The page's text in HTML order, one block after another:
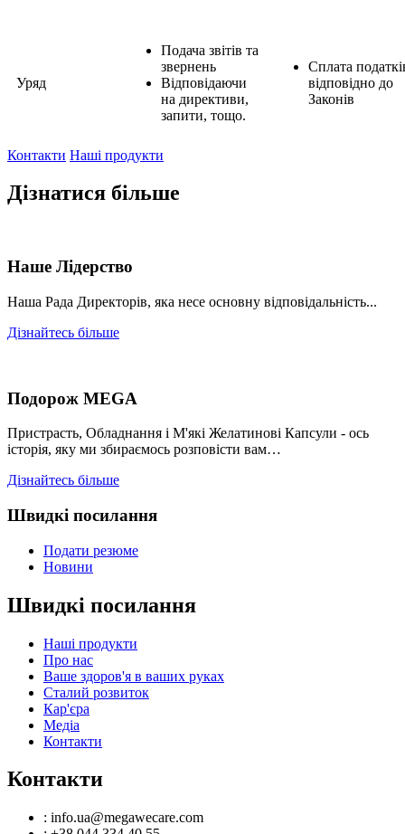
Уряд
Подача звітів та
звернень
Відповідаючи
на директиви,
запити, тощо.
Сплата
відповідно до
Законів
Контакти Наші продукти
Дізнатися більше
Наше Лідерство
Наша Рада Директорів, яка несе основну відповідальність...
Дізнайтесь більше
Подорож MEGA
Пристрасть, Обладнання і М'які Желатинові Капсули - ось
історія, яку ми збираємось розповісти вам…
Дізнайтесь більше
Швидкі посилання
Подати резюме
Новини
Швидкі посилання
Наші продукти
Про нас
Ваше здоров'я в ваших руках
Сталий розвиток
Кар'єра
Медіа
Контакти
Контакти
: info.ua@megawecare.com